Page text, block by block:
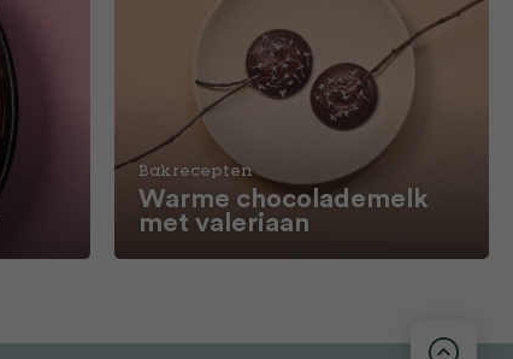
Bakrecepten
Warme chocolademelk
met valeriaan